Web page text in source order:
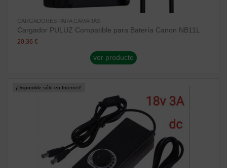
CARGADORES PARA CAMARAS
Cargador PULUZ Compatible para Batería Canon NB11L
20,36 €
ver producto
¡Disponible sólo en Internet!